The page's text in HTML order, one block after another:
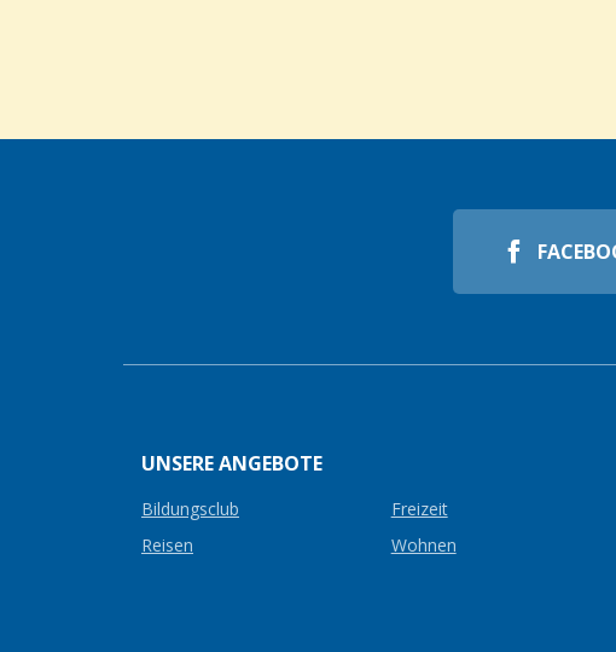
UNSERE ANGEBOTE
Bildungsclub
Freizeit
Reisen
Wohnen